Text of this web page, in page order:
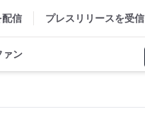
配信 プレスリリースを受信
ァン